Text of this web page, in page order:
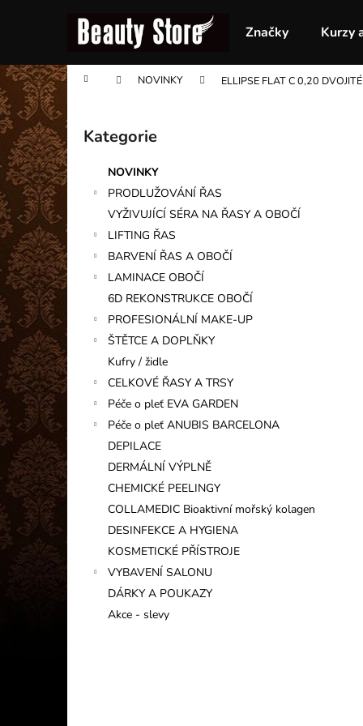
Značky Kurzy
Domů NOVINKY ELLIPSE FLAT C 0,20
o
s
t
r
n
n
í
n
e
l
Přeskočit
kategorie
Kategorie
NOVINKY
PRODLUŽOVÁNÍ ŘAS
VYŽIVUJÍCÍ SÉRA NA ŘASY A OBOČÍ
LIFTING ŘAS
BARVENÍ ŘAS A OBOČÍ
LAMINACE OBOČÍ
6D REKONSTRUKCE OBOČÍ
PROFESIONÁLNÍ MAKE-UP
ŠTĚTCE A DOPLŇKY
Kufry / židle
CELKOVÉ ŘASY A TRSY
Péče o pleť EVA GARDEN
Péče o pleť ANUBIS BARCELONA
DEPILACE
DERMÁLNÍ VÝPLNĚ
CHEMICKÉ PEELINGY
COLLAMEDIC Bioaktivní mořský kolagen
DESINFEKCE A HYGIENA
KOSMETICKÉ PŘÍSTROJE
VYBAVENÍ SALONU
DÁRKY A POUKAZY
Akce - slevy
í
k
do
obchodu
do
obchodu
INFORMAČNÍ KARTIČKA
1 Kč